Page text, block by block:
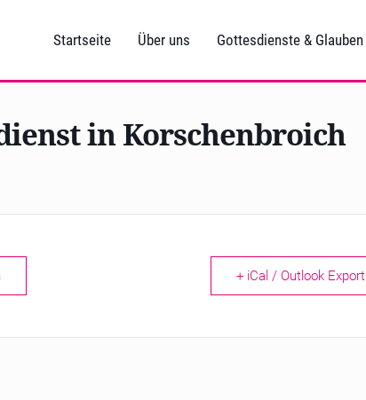
Startseite Über uns Gottesdienste & Glauben
in Korschenbroich
+ iCal / Outlook Export